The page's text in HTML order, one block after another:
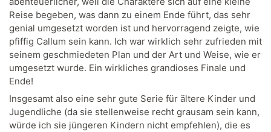
Reise begeben, was dann zu einem Ende führt, das sehr
genial umgesetzt worden ist und hervorragend zeigte, wie
pfiffig Callum sein kann. Ich war wirklich sehr zufrieden mit
seinem geschmiedeten Plan und der Art und Weise, wie er
umgesetzt wurde. Ein wirkliches grandioses Finale und
Ende!
Insgesamt also eine sehr gute Serie für ältere Kinder und
Jugendliche (da sie stellenweise recht grausam sein kann,
würde ich sie jüngeren Kindern nicht empfehlen), die es